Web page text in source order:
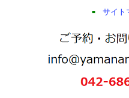
サイト